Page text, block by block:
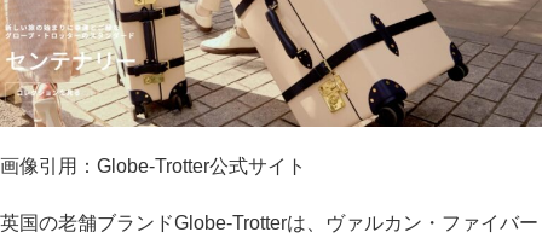
画像引用：Globe-Trotter公式サイト
英国の老舗ブランドGlobe-Trotterは、ヴァルカン・ファイバー